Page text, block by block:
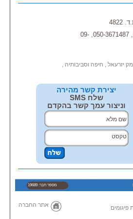
קריב,
חברת
במרכז \
בשרון,
050-5313822, 050-3671487, 09-
יזרעאל , חיפה וסביבותיה ,
יצירת קשר מהירה
שלח SMS
וניצור עמך קשר בהקדם
מספר חבר: 19689
פיגומים
אתר החברה